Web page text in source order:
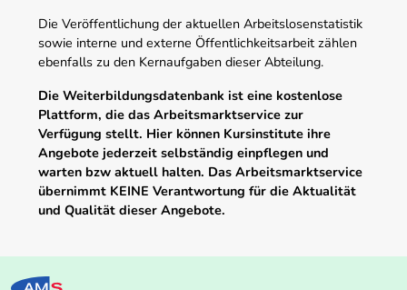
Die Veröffentlichung der aktuellen Arbeitslosenstatistik
sowie interne und externe Öffentlichkeitsarbeit zählen
ebenfalls zu den Kernaufgaben dieser Abteilung.
Die Weiterbildungsdatenbank ist eine kostenlose
Plattform, die das Arbeitsmarktservice zur
Verfügung stellt. Hier können Kursinstitute ihre
Angebote jederzeit selbständig einpflegen und
warten bzw aktuell halten. Das Arbeitsmarktservice
übernimmt KEINE Verantwortung für die Aktualität
und Qualität dieser Angebote.